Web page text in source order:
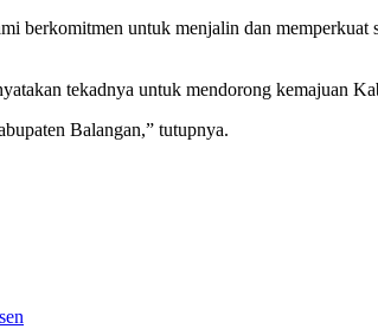
berkomitmen untuk menjalin dan
tekadnya untuk mendorong kemajuan
Balangan,” tutupnya.